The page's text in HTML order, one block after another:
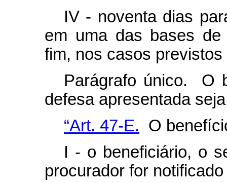
IV - noventa dias
em uma das bases de
fim, nos casos
Parágrafo único. O
defesa apresentada
“Art. 47-E. O
I - o beneficiário, o
procurador for